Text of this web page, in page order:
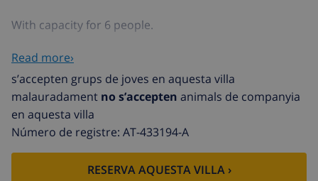
With capacity for 6 people.
The plot, with aprox. 1000m. has parking, built
barbecue, terrace, private pool 8x4m. with roman
stairs…inside with lounge with satellite T.V., dining
facilities, kitchen with microwave, oven, hob and
fridge/freezer, with 3 bedrooms and 2 bathrooms one
with bathtub and the other one with shower. With
washing machine.
Read more›
s’accepten grups de joves en aquesta villa
malauradament no s’accepten animals de companyia
en aquesta villa
Número de registre: AT-433194-A
RESERVA AQUESTA VILLA ›